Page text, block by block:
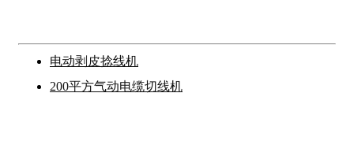
电动剥皮捻线机
200平方气动电缆切线机